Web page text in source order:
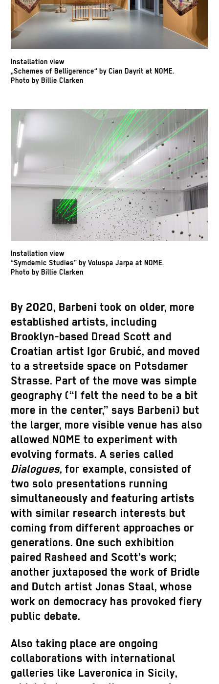
Installation view
„Schemes of Belligerence“ by Cian Dayrit at NOME.
Photo by Billie Clarken
Installation view
“Symdemic Studies” by Voluspa Jarpa at NOME.
Photo by Billie Clarken
By 2020, Barbeni took on older, more
established artists, including
Brooklyn-based Dread Scott and
Croatian artist Igor Grubić, and moved
to a streetside space on Potsdamer
Strasse. Part of the move was simple
geography (“I felt the need to be a bit
more in the center,” says Barbeni) but
the larger, more visible venue has also
allowed NOME to experiment with
evolving formats. A series called
Dialogues, for example, consisted of
two solo presentations running
simultaneously and featuring artists
with similar research interests but
coming from different approaches or
generations. One such exhibition
paired Rasheed and Scott’s work;
another juxtaposed the work of Bridle
and Dutch artist Jonas Staal, whose
work on democracy has provoked fiery
public debate.
Also taking place are ongoing
collaborations with international
galleries like Laveronica in Sicily,